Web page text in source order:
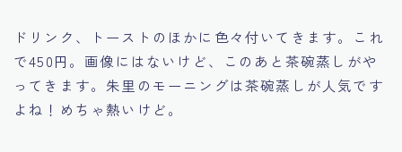
ドリンク、トーストのほかに色々付いてきます。これ
で450円。画像にはないけど、このあと茶碗蒸しがや
ってきます。朱里のモーニングは茶碗蒸しが人気です
よね！めちゃ熱いけど。